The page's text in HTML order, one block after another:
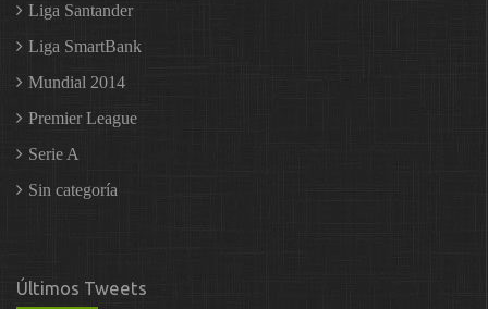
Liga Santander
Liga SmartBank
Mundial 2014
Premier League
Serie A
Sin categoría
Últimos Tweets